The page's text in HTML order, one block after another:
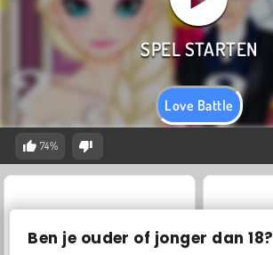
Ben je ouder of jonger dan 18?
Love Battle
74%